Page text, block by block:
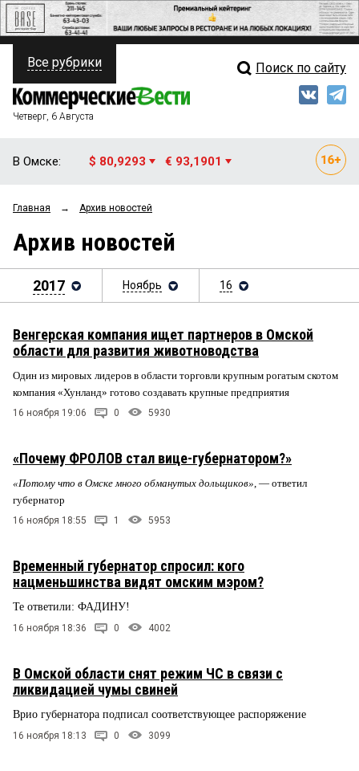
ПОЛИТИКА
ФИНАНСЫ
ОБЩЕСТВО
ЗАКОН
НОВОСТИ КОМПАНИЙ
СТИЛЬ ЖИЗНИ
Свежий выпуск
Блоги
Все рубрики Поиск по сайту
Четверг, 6 Августа
В Омске: $ 80,9293 € 93,1901
Главная → Архив новостей
Архив новостей
2017 Ноябрь 16
Венгерская компания ищет партнеров в Омской
области для развития животноводства
Один из мировых лидеров в области торговли крупным рогатым скотом
компания «Хунланд» готово создавать крупные предприятия
16 ноября 19:06 0 5930
«Почему ФРОЛОВ стал вице-губернатором?»
«Потому что в Омске много обманутых дольщиков» , — ответил
губернатор
16 ноября 18:55 1 5953
Временный губернатор спросил: кого
нацменьшинства видят омским мэром?
Те ответили: ФАДИНУ!
16 ноября 18:36 0 4002
В Омской области снят режим ЧС в связи с
ликвидацией чумы свиней
Врио губернатора подписал соответствующее распоряжение
16 ноября 18:13 0 3099